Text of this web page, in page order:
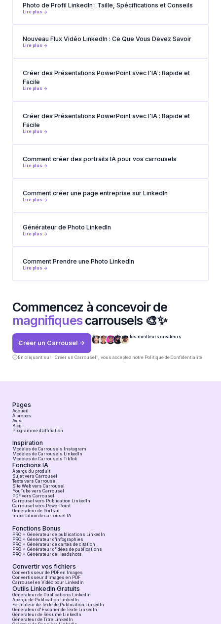
Photo de Profil LinkedIn : Taille, Spécifications et Conseils
Lire plus ->
Nouveau Flux Vidéo LinkedIn : Ce Que Vous Devez Savoir
Lire plus ->
Créer des Présentations PowerPoint avec l'IA : Rapide et
Facile
Lire plus ->
Créer des Présentations PowerPoint avec l'IA : Rapide et
Facile
Lire plus ->
Comment créer des portraits IA pour vos carrousels
Lire plus ->
Comment créer une page entreprise sur LinkedIn
Lire plus ->
Générateur de Photo LinkedIn
Lire plus ->
Comment Prendre une Photo LinkedIn
Lire plus ->
Commencez à concevoir de
magnifiquescarrousels 🎨✨
Créer un Carrousel ->
Recommandé par les meilleurs créateurs
En cliquant sur "Créer un Carrousel", vous acceptez notre Politique de Confidentialité
Pages
Accueil
À propos
Avis
Blog
Programme d’affiliation
Inspiration
Modèles de Carrousels Instagram
Modèles de Carrousels LinkedIn
Modèles de Carrousels TikTok
Fonctions IA
Aperçu du produit
Sujet vers Carrousel
Texte vers Carrousel
Site Web vers Carrousel
YouTube vers Carrousel
PDF vers Carrousel
Carrousel vers Publication LinkedIn
Carrousel vers PowerPoint
Générateur de Portrait
Importation de carrousel IA
Fonctions Bonus
PRO ✧ Générateur de publications LinkedIn
PRO ✧ Générateur d’infographies
PRO ✧ Générateur de cartes de citation
PRO ✧ Générateur d'idées de publications
PRO ✧ Générateur de Headshots
Convertir vos fichiers
Convertisseur de PDF en Images
Convertisseur d’Images en PDF
Carrousel en Vidéo pour LinkedIn
Outils LinkedIn Gratuits
Générateur de Publications LinkedIn
Aperçu de Publication LinkedIn
Formateur de Texte de Publication LinkedIn
Générateur d'Escalier de Texte LinkedIn
Générateur de Résumé LinkedIn
Générateur de Titre LinkedIn